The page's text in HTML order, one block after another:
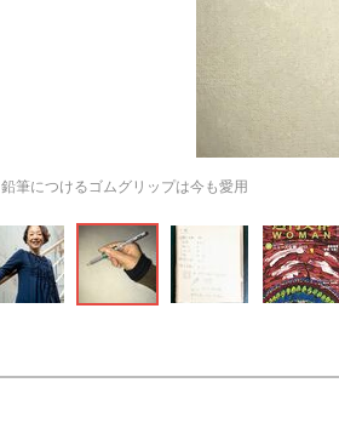
鉛筆につけるゴムグリップは今も愛用